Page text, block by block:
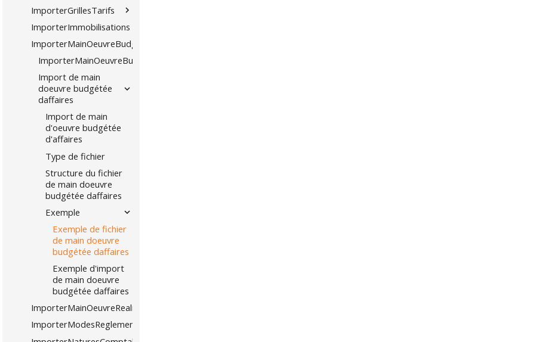
ImporterGrillesTarifs
ImporterImmobilisations
ImporterMainOeuvreBudgeteeAffaires
ImporterMainOeuvreBudgeteeAffaires
Import de main
doeuvre budgétée
daffaires
Import de main
d'oeuvre budgétée
d'affaires
Type de fichier
Structure du fichier
de main doeuvre
budgétée daffaires
Exemple
Exemple de fichier
de main doeuvre
budgétée daffaires
Exemple d'import
de main doeuvre
budgétée daffaires
ImporterMainOeuvreRealiseeAffaires
ImporterModesReglements